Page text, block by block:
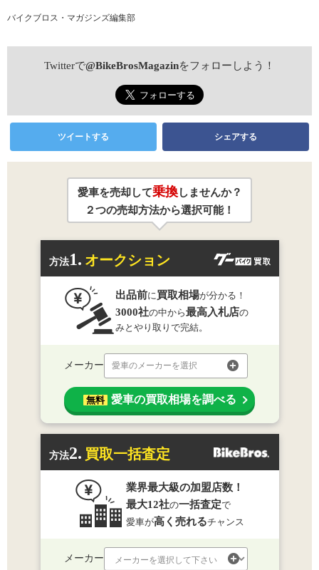
バイクブロス・マガジンズ編集部
Twitterで@BikeBrosMagazinをフォローしよう！
ツイートする シェアする
愛車を売却して乗換しませんか？
２つの売却方法から選択可能！
方法1. オークション
出品前に 買取相場が分かる！
3000社の中から最高入札店の
みとやり取りで完結。
メーカー 愛車のメーカーを選択
無料 愛車の買取相場を調べる
方法2. 買取一括査定
業界最大級の加盟店数！
最大12社の一括査定で
愛車が高く売れるチャンス
メーカー